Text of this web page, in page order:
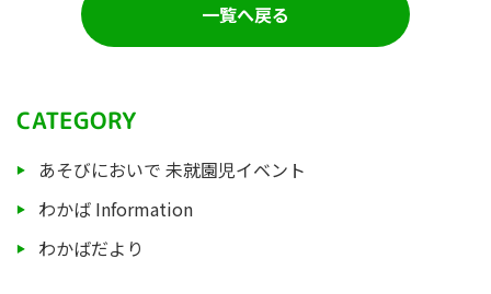
一覧へ戻る
CATEGORY
あそびにおいで 未就園児イベント
わかば Information
わかばだより